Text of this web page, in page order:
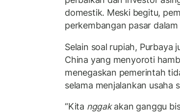
domestik. Meski begitu,
perkembangan pasar
Selain soal rupiah, Purbaya
China yang menyoroti
menegaskan pemerintah
selama menjalankan usaha
“Kita nggakakan ganggu